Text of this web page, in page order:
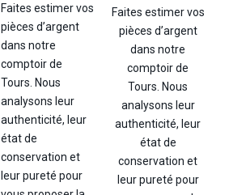
Faites estimer vos
pièces d’argent
dans notre
comptoir de
Tours. Nous
analysons leur
authenticité, leur
état de
conservation et
leur pureté pour
Faites estimer vos
pièces d’argent
dans notre
comptoir de
Tours. Nous
analysons leur
authenticité, leur
état de
conservation et
leur pureté pour